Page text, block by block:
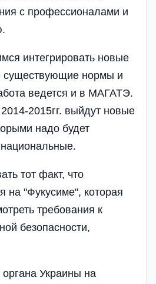
с профессионалами и
интегрировать новые
существующие нормы и
ведется и в МАГАТЭ.
2015гг. выйдут новые
надо будет
тот факт, что
на "Фукусиме", которая
требования к
безопасности,
Украины на